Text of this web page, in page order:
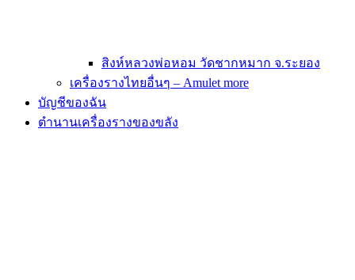
สิงห์หลวงพ่อหอม วัดชากหมาก จ.ระยอง
เครื่องรางไทยอื่นๆ – Amulet more
บัญชีของฉัน
ตำนานเครื่องรางของขลัง